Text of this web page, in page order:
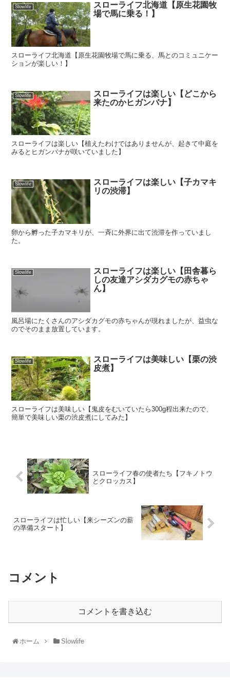
Slowlife
スローライフ北海道【原生花園牧
場で馬に乗る！】
スローライフ北海道【原生花園牧場で馬に乗る、馬とのコミュニケー
ションが楽しい！】
Slowlife
スローライフは楽しい【どこから
来たのかヒガンバナ】
スローライフは楽しい【植えたわけではありませんが、起きて中庭を
みるとヒガンバナが咲いていました】
Slowlife
スローライフは楽しい【子カマキ
リの渋滞】
卵から孵った子カマキリが、一斉に外界に出て渋滞を作っていまし
た。
Slowlife
スローライフは楽しい【田舎暮ら
しの友達アシダカグモの赤ちゃ
ん】
風呂場にたくさんのアシダカグモの赤ちゃんが現れましたが、益虫な
のでそのまま放置しています。
Slowlife
スローライフは美味しい【栗の渋
皮煮】
スローライフは美味しい【鬼皮をむいていたら300g程出来たので、
簡単で美味しい栗の渋皮煮にしてみた】
スローライフ春の使者たち【フキノトウ
とクロッカス】
スローライフは忙しい【来シーズンの薪
の準備スタート】
コメント
コメントを書き込む
ホーム Slowlife